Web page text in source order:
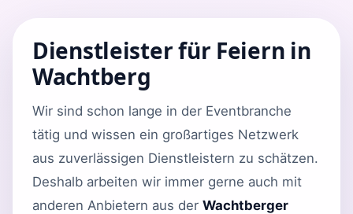
Dienstleister für Feiern in
Wachtberg
Wir sind schon lange in der Eventbranche
tätig und wissen ein großartiges Netzwerk
aus zuverlässigen Dienstleistern zu schätzen.
Deshalb arbeiten wir immer gerne auch mit
anderen Anbietern aus der Wachtberger